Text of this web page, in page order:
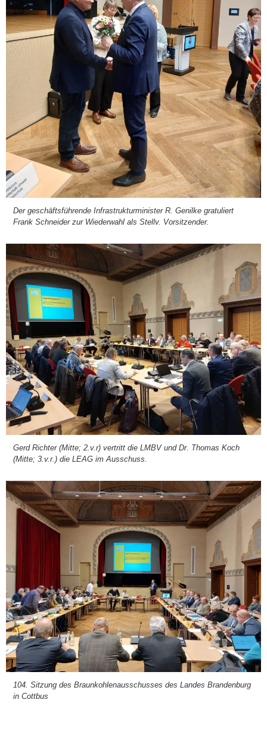
Der geschäfts­füh­ren­de Infra­struk­tur­mi­nis­ter R. Genil­ke gra­tu­liert
Frank Schnei­der zur Wie­der­wahl als Stellv. Vor­sit­zen­der.
Gerd Rich­ter (Mit­te; 2.v.r) ver­tritt die LMBV und Dr. Tho­mas Koch
(Mit­te; 3.v.r.) die LEAG im Aus­schuss.
104. Sit­zung des Braun­koh­len­aus­schus­ses des Lan­des Bran­den­burg
in Cott­bus